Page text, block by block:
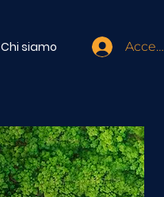
Chi siamo Accedi